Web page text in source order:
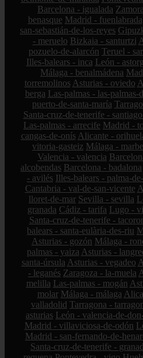
Barcelona - igualada
benasque Madrid - fuenlabrada
san-sebastián-de-los-reyes
- meruelo Bizkaia - santurtzi
pozuelo-de-alarcón Teruel -
Illes-balears - inca León -
Málaga - benalmádena
torremolinos Asturias - oviedo
berga Las-palmas - las-palmas-
puerto-de-santa-maría
Santa-cruz-de-tenerife -
Las-palmas - arrecife Madrid -
cangas-de-onís Alicante -
vitoria-gasteiz Málaga -
Valencia - valencia
alcobendas Barcelona - badalona
- avilés Illes-balears - palma-
Cantabria - val-de-san-vicente
lloret-de-mar Sevilla - sevilla
granada Cádiz - tarifa Lugo -
Santa-cruz-de-tenerife -
balears - santa-eulària-des-riu
Asturias - gozón Málaga -
palmas - yaiza Asturias -
santa-úrsula Asturias - vegadeo
- leganés Zaragoza - la-muela
melilla Las-palmas - mogán
molar Málaga - málaga
valladolid Tarragona -
asturias León - valencia-de-
Madrid - villaviciosa-de-odón
Madrid - san-fernando-de-
Santa-cruz-de-tenerife -